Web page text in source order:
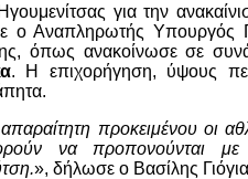
για την
ο Αναπληρωτής Υπουργός
όπως ανακοίνωσε σε
. Η επιχορήγηση, ύψους
προκειμένου οι
να προπονούνται με
», δήλωσε ο Βασίλης